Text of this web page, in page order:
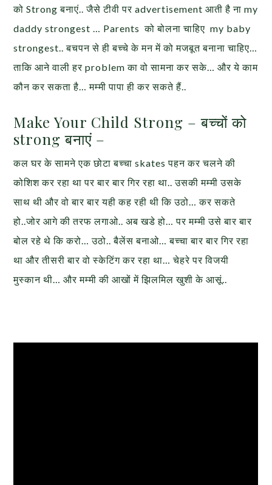
को Strong बनाएं.. जैसे टीवी पर advertisement आती है ना my
daddy strongest … Parents को बोलना चाहिए my baby
strongest.. बचपन से ही बच्चे के मन में को मजबूत बनाना चाहिए…
ताकि आने वाली हर problem का वो सामना कर सके… और ये काम
कौन कर सकता है… मम्मी पापा ही कर सकते हैं..
Make Your Child Strong – बच्चों को
strong बनाएं –
कल घर के सामने एक छोटा बच्चा skates पहन कर चलने की
कोशिश कर रहा था पर बार बार गिर रहा था.. उसकी मम्मी उसके
साथ थी और वो बार बार यही कह रही थी कि उठो… कर सकते
हो..जोर आगे की तरफ लगाओ.. अब खडे हो… पर मम्मी उसे बार बार
बोल रहे थे कि करो… उठो.. बैलेंस बनाओ… बच्चा बार बार गिर रहा
था और तीसरी बार वो स्केटिंग कर रहा था… चेहरे पर विजयी
मुस्कान थी… और मम्मी की आखों में झिलमिल खुशी के आसूं..